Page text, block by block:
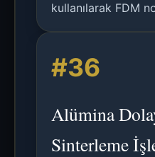
kullanılarak FDM
parametreleştirme
içermektedir.
#36
Alümina
Sinterleme